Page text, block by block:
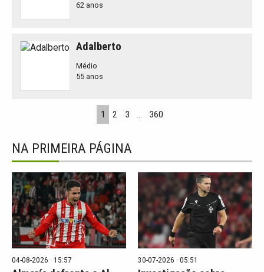
62 anos
Adalberto
Médio
55 anos
1 2 3 … 360
NA PRIMEIRA PÁGINA
04-08-2026 · 15:57 30-07-2026 · 05:51